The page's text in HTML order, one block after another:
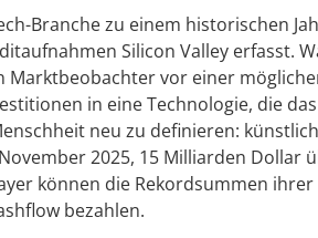
Branche zu einem historischen
Silicon Valley erfasst.
Marktbeobachter vor einer
in eine Technologie, die
neu zu definieren:
2025, 15 Milliarden Dollar
können die Rekordsummen
bezahlen.